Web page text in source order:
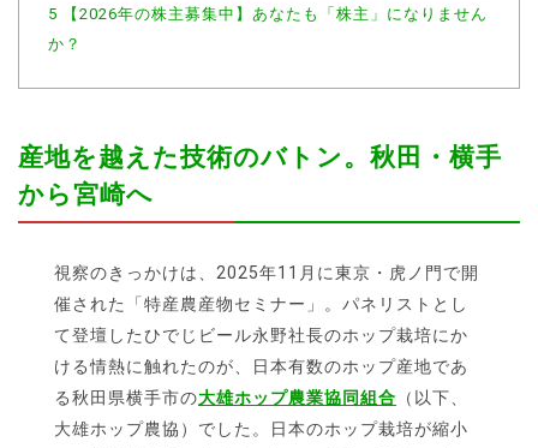
5 【2026年の株主募集中】あなたも「株主」になりません
か？
産地を越えた技術のバトン。秋田・横手
から宮崎へ
視察のきっかけは、2025年11月に東京・虎ノ門で開
催された「特産農産物セミナー」。パネリストとし
て登壇したひでじビール永野社長のホップ栽培にか
ける情熱に触れたのが、日本有数のホップ産地であ
る秋田県横手市の大雄ホップ農業協同組合 （以下、
大雄ホップ農協）でした。日本のホップ栽培が縮小